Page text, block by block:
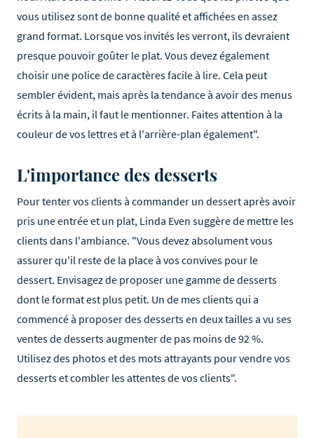
vous utilisez sont de bonne qualité et affichées en assez
grand format. Lorsque vos invités les verront, ils devraient
presque pouvoir goûter le plat. Vous devez également
choisir une police de caractères facile à lire. Cela peut
sembler évident, mais après la tendance à avoir des menus
écrits à la main, il faut le mentionner. Faites attention à la
couleur de vos lettres et à l'arrière-plan également".
L'importance des desserts
Pour tenter vos clients à commander un dessert après avoir
pris une entrée et un plat, Linda Even suggère de mettre les
clients dans l'ambiance. "Vous devez absolument vous
assurer qu'il reste de la place à vos convives pour le
dessert. Envisagez de proposer une gamme de desserts
dont le format est plus petit. Un de mes clients qui a
commencé à proposer des desserts en deux tailles a vu ses
ventes de desserts augmenter de pas moins de 92 %.
Utilisez des photos et des mots attrayants pour vendre vos
desserts et combler les attentes de vos clients".